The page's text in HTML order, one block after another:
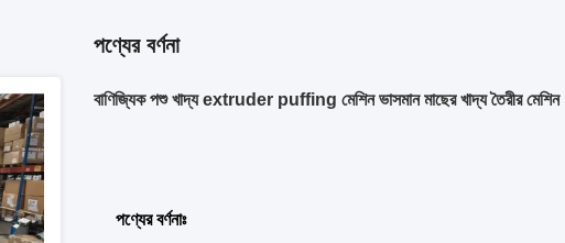
পণ্যের বর্ণনা
বাণিজ্যিক পশু খাদ্য extruder puffing মেশিন ভাসমান মাছের খাদ্য তৈরীর মেশিন
পণ্যের বর্ণনাঃ